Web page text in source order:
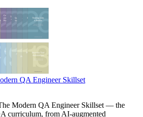
QA Engineer Skillset
Modern QA Engineer Skillset — the
curriculum, from AI-augmented